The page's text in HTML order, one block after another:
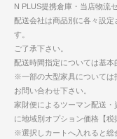
N PLUS提携倉庫・当店物流
配送会社は商品別に各々設定
す。
ご了承下さい。
配送時間指定については基本
※一部の大型家具については
お問い合わせ下さい。
家財便によるツーマン配送
に地域別オプション価格【税
※選択しカートへ入れると総